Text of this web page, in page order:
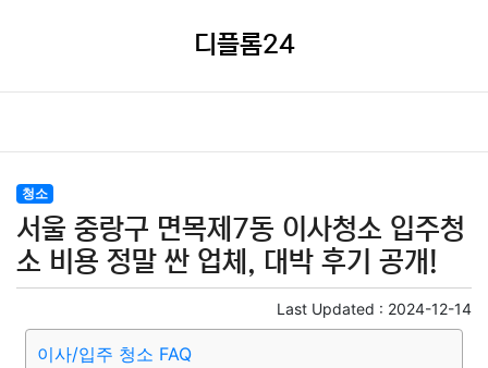
디플롬24
청소
서울 중랑구 면목제7동 이사청소 입주청
소 비용 정말 싼 업체, 대박 후기 공개!
Last Updated : 2024-12-14
이사/입주 청소 FAQ